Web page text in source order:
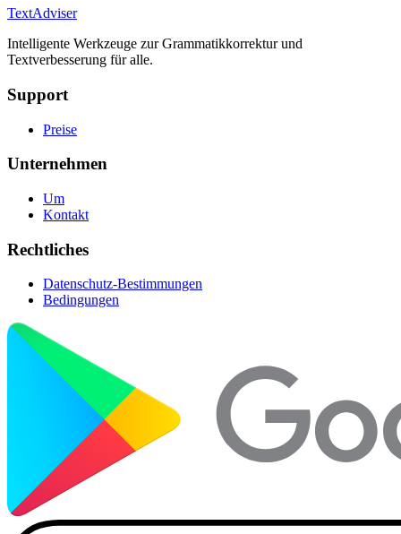
TextAdviser
Intelligente Werkzeuge zur Grammatikkorrektur und
Textverbesserung für alle.
Support
Preise
Unternehmen
Um
Kontakt
Rechtliches
Datenschutz-Bestimmungen
Bedingungen